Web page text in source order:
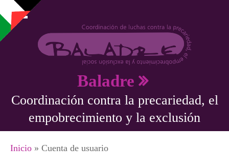
Pasar al contenido principal
Baladre
Coordinación contra la precariedad, el
empobrecimiento y la exclusión
Se encuentra usted aquí
Inicio » Cuenta de usuario